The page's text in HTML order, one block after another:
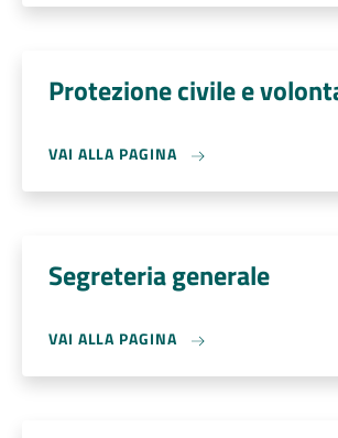
Protezione civile e
VAI ALLA PAGINA
Segreteria generale
VAI ALLA PAGINA